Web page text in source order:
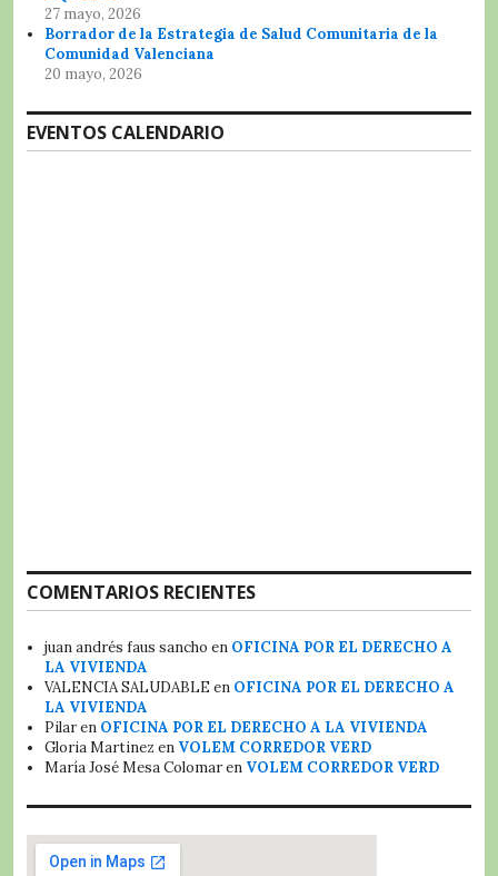
27 mayo, 2026
Borrador de la Estrategia de Salud Comunitaria de la
Comunidad Valenciana
20 mayo, 2026
EVENTOS CALENDARIO
COMENTARIOS RECIENTES
juan andrés faus sancho en OFICINA POR EL DERECHO A
LA VIVIENDA
VALENCIA SALUDABLE en OFICINA POR EL DERECHO A
LA VIVIENDA
Pilaren OFICINA POR EL DERECHO A LA VIVIENDA
Gloria Martinez en VOLEM CORREDOR VERD
María José Mesa Colomaren VOLEM CORREDOR VERD